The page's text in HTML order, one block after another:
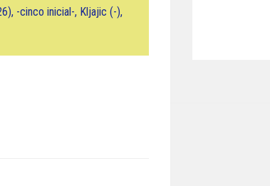
-cinco inicial-, Kljajic (-),